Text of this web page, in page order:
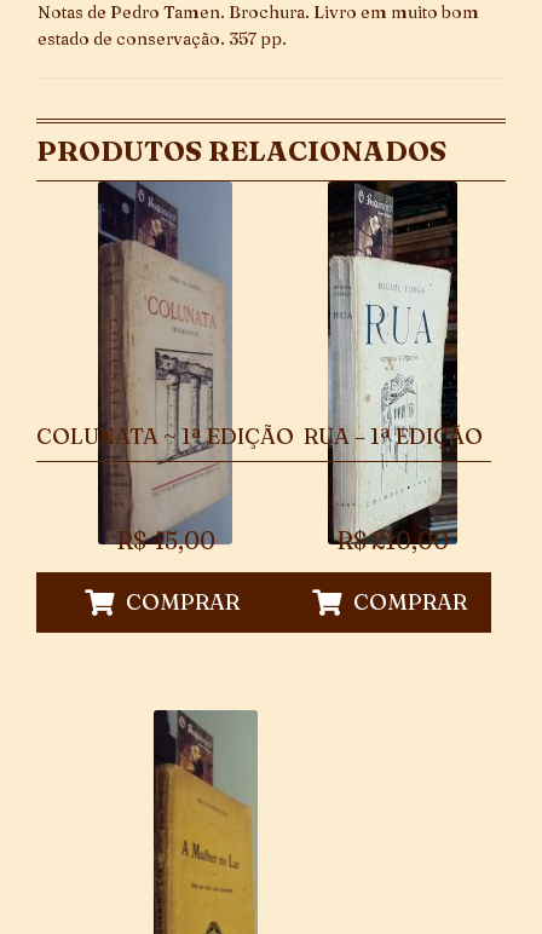
Notas de Pedro Tamen. Brochura. Livro em muito bom
estado de conservação. 357 pp.
PRODUTOS RELACIONADOS
COLUNATA ~ 1ª EDIÇÃO
R$45,00
COMPRAR
RUA – 1ª EDIÇÃO
R$210,00
COMPRAR